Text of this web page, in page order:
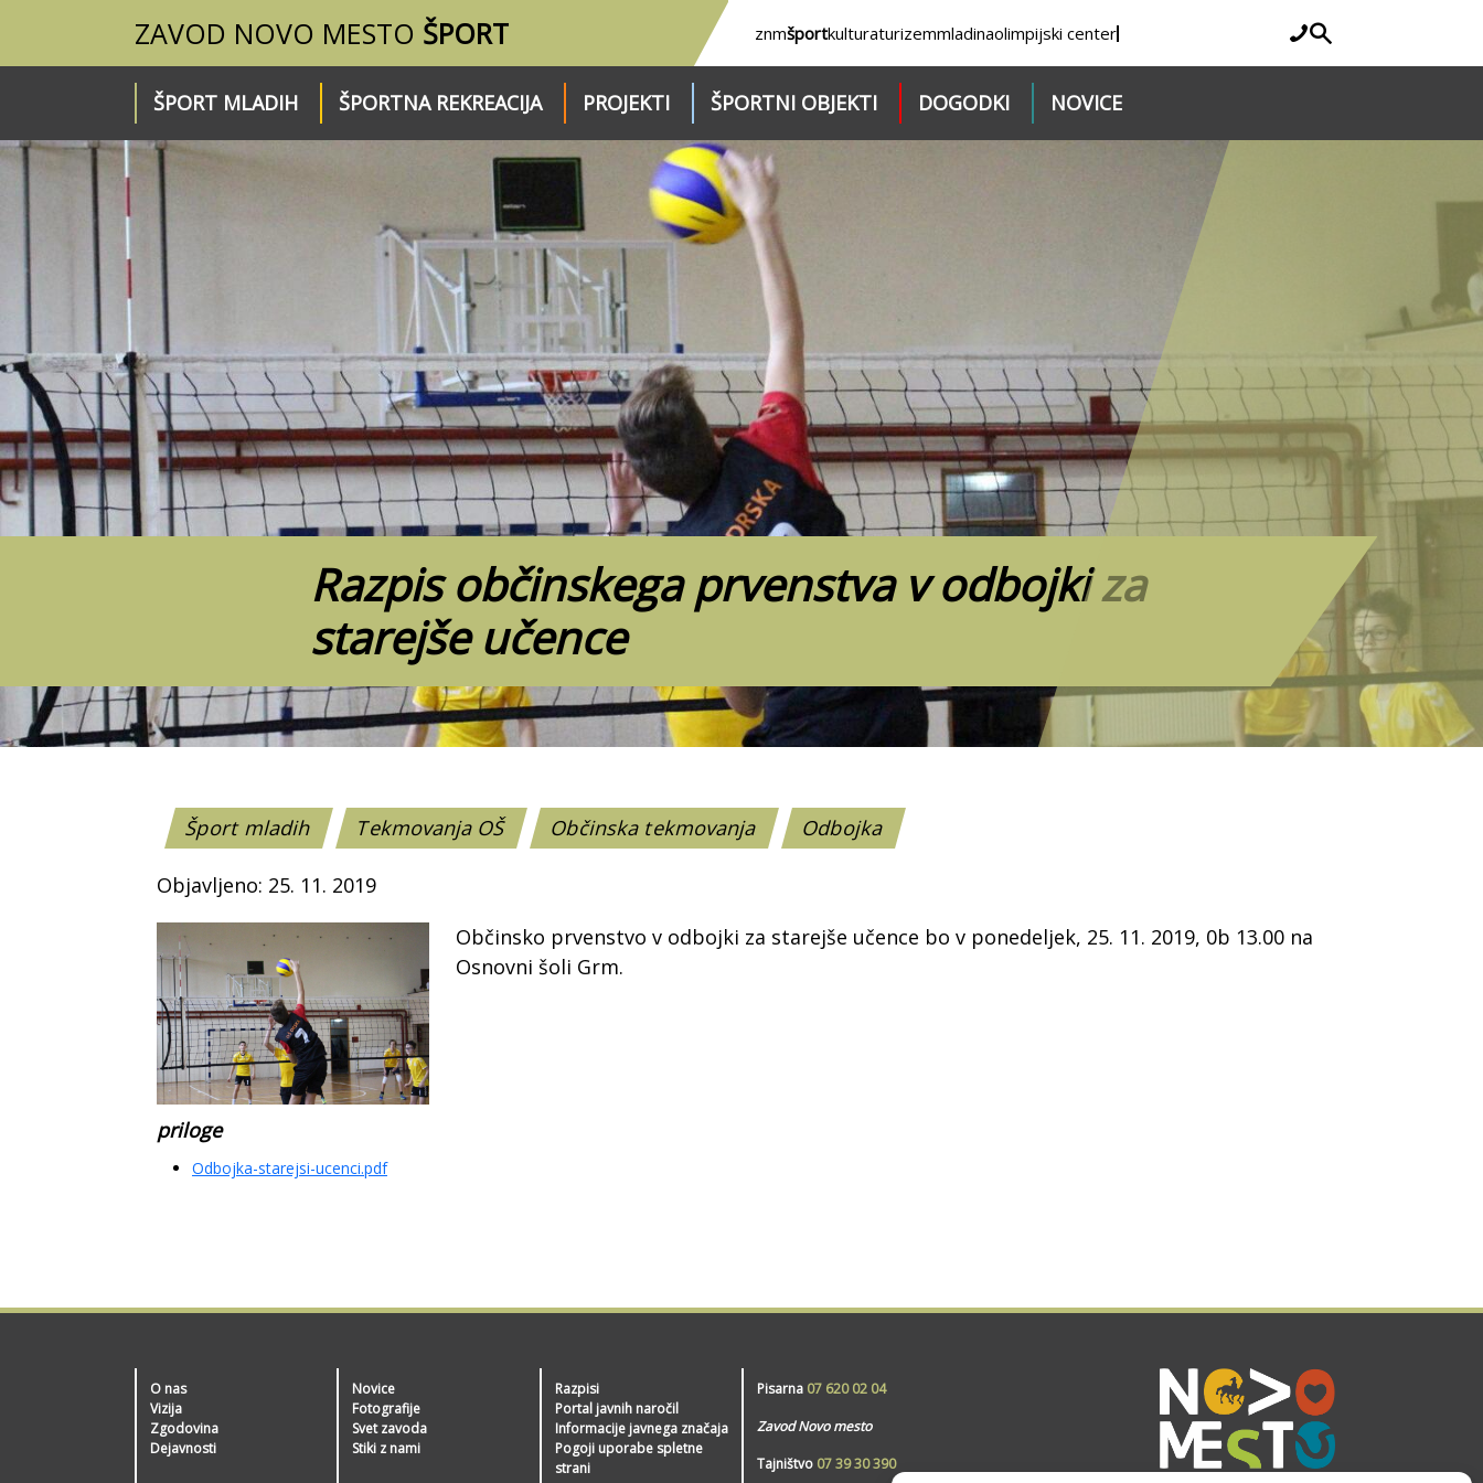
ZAVOD NOVO MESTO ŠPORT znmšportkulturaturizemmladinaolimpijski center
ŠPORT MLADIH ŠPORTNA REKREACIJA PROJEKTI ŠPORTNI OBJEKTI DOGODKI NOVICE
Razpis občinskega prvenstva v odbojki za
starejše učence
Šport mladih Tekmovanja OŠ Občinska tekmovanja Odbojka
Objavljeno: 25. 11. 2019
priloge
Odbojka-starejsi-ucenci.pdf
Občinsko prvenstvo v odbojki za starejše učence bo v ponedeljek, 25. 11. 2019, 0b 13.00 na
Osnovni šoli Grm.
O nas
Vizija
Zgodovina
Dejavnosti
Novice
Fotografije
Svet zavoda
Stiki z nami
Razpisi
Portal javnih naročil
Informacije javnega značaja
Pogoji uporabe spletne
strani
Pisarna 07 620 02 04
Zavod Novo mesto
Tajništvo 07 39 30 390